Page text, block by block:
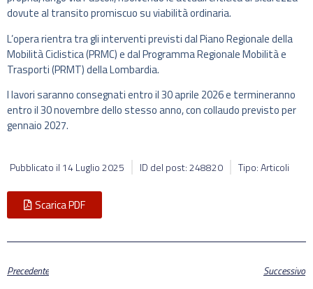
dovute al transito promiscuo su viabilità ordinaria.
L’opera rientra tra gli interventi previsti dal Piano Regionale della
Mobilità Ciclistica (PRMC) e dal Programma Regionale Mobilità e
Trasporti (PRMT) della Lombardia.
I lavori saranno consegnati entro il 30 aprile 2026 e termineranno
entro il 30 novembre dello stesso anno, con collaudo previsto per
gennaio 2027.
Pubblicato il 14 Luglio 2025 ID del post: 248820 Tipo: Articoli
Scarica PDF
Precedente Successivo